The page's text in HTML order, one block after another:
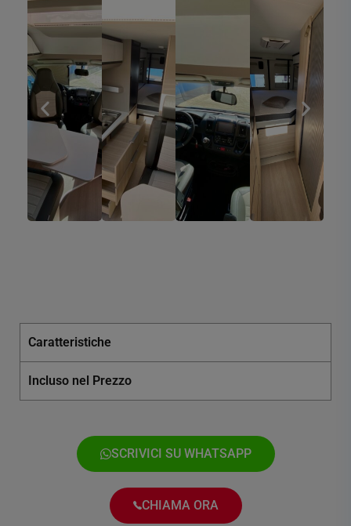
Caratteristiche
Incluso nel Prezzo
SCRIVICI SU WHATSAPP
CHIAMA ORA